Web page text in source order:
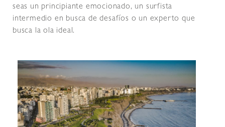
seas un principiante emocionado, un surfista
intermedio en busca de desafíos o un experto que
busca la ola ideal.